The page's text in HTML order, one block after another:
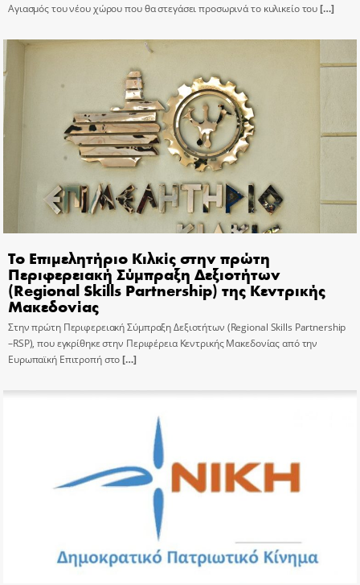
Αγιασμός του νέου χώρου που θα στεγάσει προσωρινά το κυλικείο του[…]
Το Επιμελητήριο Κιλκίς στην πρώτη
Περιφερειακή Σύμπραξη Δεξιοτήτων
(Regional Skills Partnership) της Κεντρικής
Μακεδονίας
Στην πρώτη Περιφερειακή Σύμπραξη Δεξιοτήτων (Regional Skills Partnership
–RSP), που εγκρίθηκε στην Περιφέρεια Κεντρικής Μακεδονίας από την
Ευρωπαϊκή Επιτροπή στο[…]